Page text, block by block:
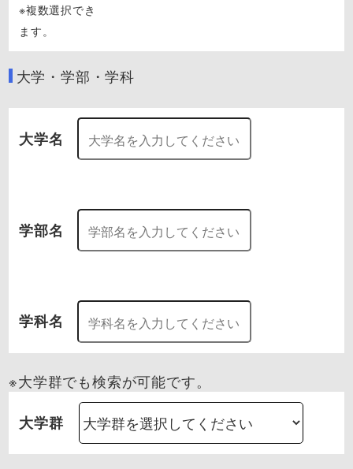
※複数選択でき
ます。
大学・学部・学科
大学名
学部名
学科名
※大学群でも検索が可能です。
大学群